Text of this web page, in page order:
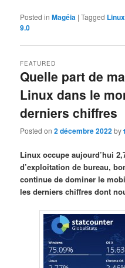
Posted in Magéia |Tagged Linux
9.0
Quelle part de
Linux dans le
derniers chiffres
FEATURED
Posted on2 décembre 2022by
Linux occupe aujourd’hui
d’exploitation de bureau,
continue de dominer le
les derniers chiffres dont